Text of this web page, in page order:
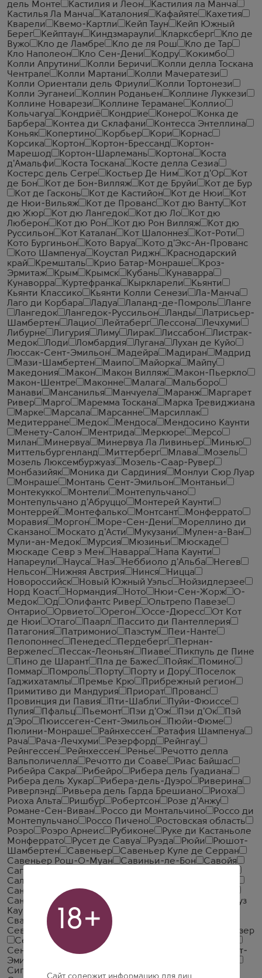
дель Монте
Кастилия и Леон
Кастилия ла Манча
Кастилья Ла Манча
Каталония Кафайяте
Кахетия
Кварели
Квемо-Картли Кейп Таун
Кейп Южный
Берег
Кейптаун Киндзмараули Кларксберг
Кло де
Вужо
Кло де Ламбре Кло де ля Рош
Кло де Тар
Кло Наполеон
Кло Сен-Дени Кодру
Кокимбо
Колли Апрутини
Колли Беричи
Колли делла Тоскана
Чентрале
Колли Мартани
Колли Мачератези
Колли Ориентали дель Фриули
Колли Тортонези
Колли Эуганеи
Коллин Роданьен
Коллине Луккези
Коллине Новарези
Коллине Терамане
Коллио
Кольчагуа
Кондриё Кондрие Конеро
Конка де
Барбера
Контеа ди Склафани
Контесса Энтеллина
Коньяк
Копертино Корбьер Кори
Корнас
Корсика
Кортон Кортон-Брессанд
Кортон-
Марешод
Кортон-Шарлемань Кортона
Коста
д'Амальфи
Коста Тоскана
Косте делла Сезиа
Костерс дель Сегре
Костьер Де Ним Кот д'Ор
Кот
де Бон
Кот де Бон-Вилляж Кот де Бруйи
Кот де Бур
Кот де Гасконь
Кот де Кастийон Кот де Нюи
Кот
де Нюи-Вильяж
Кот де Прованс Кот дю Ванту
Кот
дю Жюр
Кот дю Лангедок Кот дю Ло
Кот дю
Люберон
Кот дю Рон Кот дю Рон Вилляж
Кот дю
Руссильон
Кот Каталан Кот Шалоннез
Кот-Роти
Кото Бургиньон
Кото Варуа
Кото д'Экс-Ан-Прованс
Кото Шампенуа
Коустал Риджн
Краснодарский
край
Кремшталь Крио Батар-Монраше
Кроз-
Эрмитаж
Крым Крымск Кубань
Кунаварра
Кунаворра
Куртефранка Кыркларели
Кьянти
Кьянти Классико
Кьянти Колли Сенези
Ла-Манча
Лаго ди Корбара
Ладуа Лаланд-де-Помроль
Ланге
Лангедок
Лангедок-Руссильон Ланды
Латрисьер-
Шамбертен
Лацио Лейтаберг Лессона
Лечхуми
Либурне
Лигурия Лиму Лирак Лиссабон
Листрак-
Медок
Лоди Ломбардия Лугана
Лухан де Куйо
Люссак-Сент-Эмильон
Мадейра Мадиран
Мадрид
Мази-Шамбертен
Маипо Майорка
Майпу
Македония
Макон Макон Вилляж
Макон-Пьеркло
Макон-Шентре
Маконне Малага
Мальборо
Манави
Мансанилья Манчуела Маранж
Маргарет
Ривер
Марго Маремма Тоскана
Марка Тревиджиана
Марке
Марсала Марсанне
Марсиллак
Медитерране
Медок Мендоса
Мендосино Каунти
Менету-Салон
Ментрида Меркюре
Мерсо
Милан
Минервуа Минервуа Ла Ливиньер
Минью
Миттельбургенланд
Миттерберг Млава
Мозель
Мозель Люксембуржуаз
Мозель-Саар-Рувер
Монбазийяк
Моника ди Сардиния
Монлуи Сюр Луар
Монраше
Монтань Сент-Эмильон
Монтаньи
Монтекукко
Монтели
Монтепульчано
Монтепульчано д'Абруццо
Монтерей Каунти
Монтеррей
Монтефалько Монтсант
Монферрато
Моравия
Моргон Море-Сен-Дени
Мореллино ди
Сканзано
Москато д'Асти Мукузани
Мулен-а-Ван
Мули-ан-Медок
Мурсия Мюзиньи
Мюскаде
Мюскаде Севр э Мен
Наварра
Напа Каунти
Напареули
Науса Наэ Неббиоло д'Альба
Негев
Нельсон
Нижняя Австрия Нинся
Ницца
Новороссийск
Новый Южный Уэльс
Нойзидлерзее
Норд Коаст
Нормандия Ното Нюи-Сен-Жорж
О-
Медок
Од Олифантс Ривер
Ольтрепо Павезе
Онтарио
Орвието Орегон Оссе-Дюресс
От Кот
де Нюи
Отаго Паарл
Пассито ди Пантеллерия
Патагония
Патримонио Паэстум
Пеи-Нанте
Пелопоннес
Пенедес Пердеберг
Пернан-
Вержелес
Пессак-Леоньян Пиаве
Пикпуль де Пине
Пино де Шарант
Пла де Бажес Пойяк
Помино
Поммар
Помроль Порту Порту и Дору
Поселок
Гаджихатамлы
Премье Крю
Прибрежный регион
Примитиво ди Мандурия
Приорат
Прованс
Провинция ди Павия
Пти-Шабли
Пуйи-Фюиссе
Пулия
Пфальц Пьемонт Пэи д'Ож Пэи д'Ок
Пэй
д'Эро
Пюиссеген-Сент-Эмильон
Пюйи-Фюме
Пюлини-Монраше
Райнхессен
Ратафия Шампенуа
Рача
Рача-Лечхуми Резерфорд
Рейнгау
Рейнгессен
Рейнхессен Ренье
Речотто делла
Вальполичелла
Речотто ди Соаве
Риас Байшас
Рибейра Сакра
Рибейро
Рибера дель Гуадиана
Рибера дель Хукар
Рибера-дель-Дуэро
Риверина
Риверлэнд
Ривьера дель Гарда Брешиано
Риоха
Риоха Альта
Ришбур Робертсон
Розе д'Анжу
Романе-Сен-Виван
Россо ди Монтальчино
Россо ди
Монтепульчано
Россо Пичено
Ростовская область
Роэро
Роэро Арнеис Рубиконе
Руке ди Кастаньоле
Монферрато
Русет де Савуа Руэда Рюйи
Рюшот-
Шамбертен
Савеньер
Савеньер Куле де Серран
Савеньер Рош-О-Муан
Савиньи-ле-Бон
Савойя
Сагрантино ди Монтефалько
Саленто
Сан Антонио
Сан-Хуан
Саннио
Сансер Санта Барбара Каунти
Санта Круз
Каунти
Санта Рита Хиллз
Свартланд
Свартленд
Севастополь
Северный Остров
Сен Гилем ле Дезер
Сен-Бри
Сен-Веран
Сен-Ромен
Сенной
Сент-
Эмилион
Сигал
Сите де Каркасон
18+
Сайт содержит информацию для лиц